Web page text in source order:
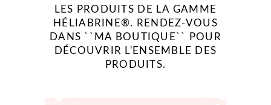
LES PRODUITS DE LA GAMME
HÉLIABRINE®. RENDEZ-VOUS
DANS ``MA BOUTIQUE`` POUR
DÉCOUVRIR L'ENSEMBLE DES
PRODUITS.